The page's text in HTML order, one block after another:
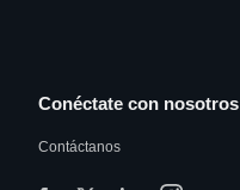
Conéctate con nosotros
Contáctanos